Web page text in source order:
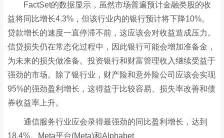
FactSet的数据显示，虽然市场普遍预计金融类股的收
益将同比增长4.3%，但该行业内的银行预计将下降10%。
贷款增长的速度一直停滞不前，这应该会对收益造成压力。
信贷损失仍在常态化过程中，因此银行可能会增加准备金，
为未来的损失做准备。投资银行和财富管理收入继续受益于
强劲的市场。除了银行业，财产险和意外险公司应该会实现
95%的强劲盈利增长，这得益于比较容易、损失率改善和债
券收益率上升。
通信服务行业应会录得最强劲的同比盈利增长，达到
18.4%。Meta平台(Meta)和Alphabet